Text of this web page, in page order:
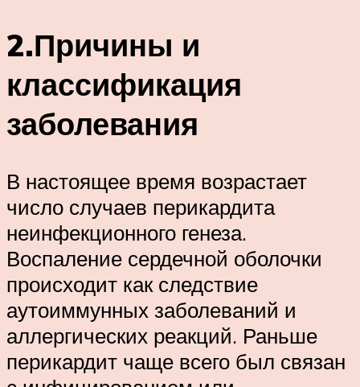
2.Причины и
классификация
заболевания
В настоящее время возрастает
число случаев перикардита
неинфекционного генеза.
Воспаление сердечной оболочки
происходит как следствие
аутоиммунных заболеваний и
аллергических реакций. Раньше
перикардит чаще всего был связан